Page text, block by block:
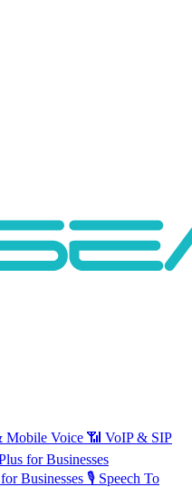
Mobile Voice 📶 VoIP & SIP
for Businesses
Businesses 🎙️ Speech To